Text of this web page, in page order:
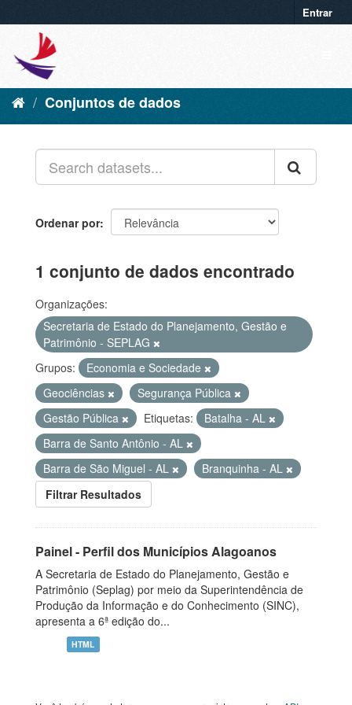
Entrar
Conjuntos de dados
Ordenar por
1 conjunto de dados encontrado
Organizações:
Secretaria de Estado do Planejamento, Gestão e
Patrimônio - SEPLAG
Grupos:
Economia e Sociedade
Geociências
Segurança Pública
Gestão Pública
Etiquetas:
Batalha - AL
Barra de Santo Antônio - AL
Barra de São Miguel - AL
Branquinha - AL
Filtrar Resultados
Painel - Perfil dos Municípios Alagoanos
A Secretaria de Estado do Planejamento, Gestão e
Patrimônio (Seplag) por meio da Superintendência de
Produção da Informação e do Conhecimento (SINC),
apresenta a 6ª edição do...
HTML